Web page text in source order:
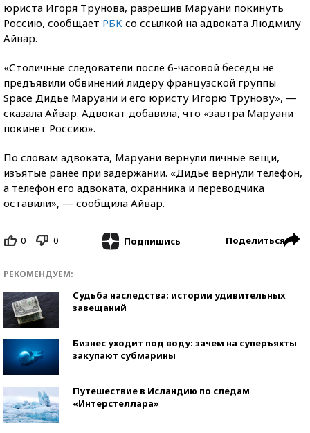
юриста Игоря Трунова, разрешив Маруани покинуть
Россию, сообщает РБК со ссылкой на адвоката Людмилу
Айвар.
«Столичные следователи после 6-часовой беседы не
предъявили обвинений лидеру французской группы
Space Дидье Маруани и его юристу Игорю Трунову», —
сказала Айвар. Адвокат добавила, что «завтра Маруани
покинет Россию».
По словам адвоката, Маруани вернули личные вещи,
изъятые ранее при задержании. «Дидье вернули телефон,
а телефон его адвоката, охранника и переводчика
оставили», — сообщила Айвар.
0 0 Подпишись Поделиться
РЕКОМЕНДУЕМ:
Судьба наследства: истории удивительных
завещаний
Бизнес уходит под воду: зачем на суперъяхты
закупают субмарины
Путешествие в Исландию по следам
«Интерстеллара»